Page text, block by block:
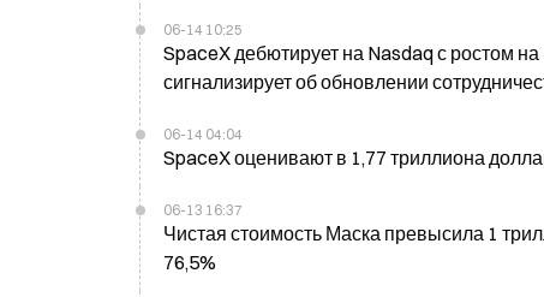
06-14 10:25
SpaceX дебютирует на Nasdaq с ростом
сигнализирует об обновлении
06-14 04:04
SpaceX оценивают в 1,77 триллиона
06-13 16:37
Чистая стоимость Маска превысила 1
76,5%